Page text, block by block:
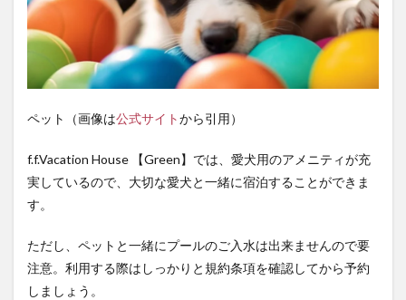
f.f.Vacation
House
【Green】
の詳細情
ペット（画像は公式サイトから引用）
f.f.Vacation House 【Green】では、愛犬用のアメニティが充
実しているので、大切な愛犬と一緒に宿泊することができま
す。
ただし、ペットと一緒にプールのご入水は出来ませんので要
注意。利用する際はしっかりと規約条項を確認してから予約
しましょう。